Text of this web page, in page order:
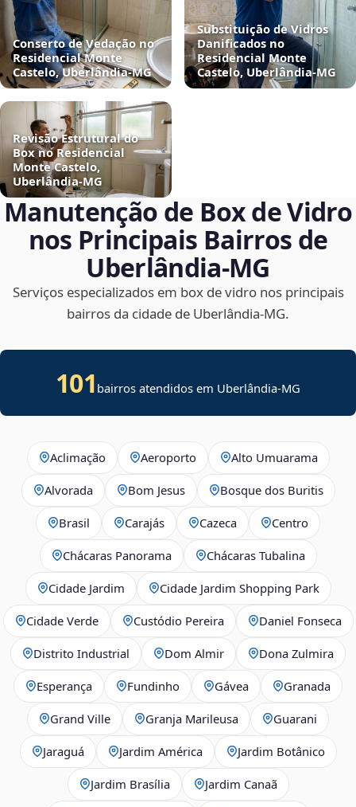
Conserto de Vedação no
Residencial Monte
Castelo, Uberlândia‑MG
Substituição de Vidros
Danificados no
Residencial Monte
Castelo, Uberlândia‑MG
Revisão Estrutural do
Box no Residencial
Monte Castelo,
Uberlândia‑MG
Manutenção de Box de Vidro
nos Principais Bairros de
Uberlândia‑MG
Serviços especializados em box de vidro nos principais
bairros da cidade de Uberlândia‑MG.
101 bairros atendidos em Uberlândia-MG
Aclimação Aeroporto Alto Umuarama
Alvorada Bom Jesus Bosque dos Buritis
Brasil Carajás Cazeca Centro
Chácaras Panorama Chácaras Tubalina
Cidade Jardim Cidade Jardim Shopping Park
Cidade Verde Custódio Pereira Daniel Fonseca
Distrito Industrial Dom Almir Dona Zulmira
Esperança Fundinho Gávea Granada
Grand Ville Granja Marileusa Guarani
Jaraguá Jardim América Jardim Botânico
Jardim Brasília Jardim Canaã